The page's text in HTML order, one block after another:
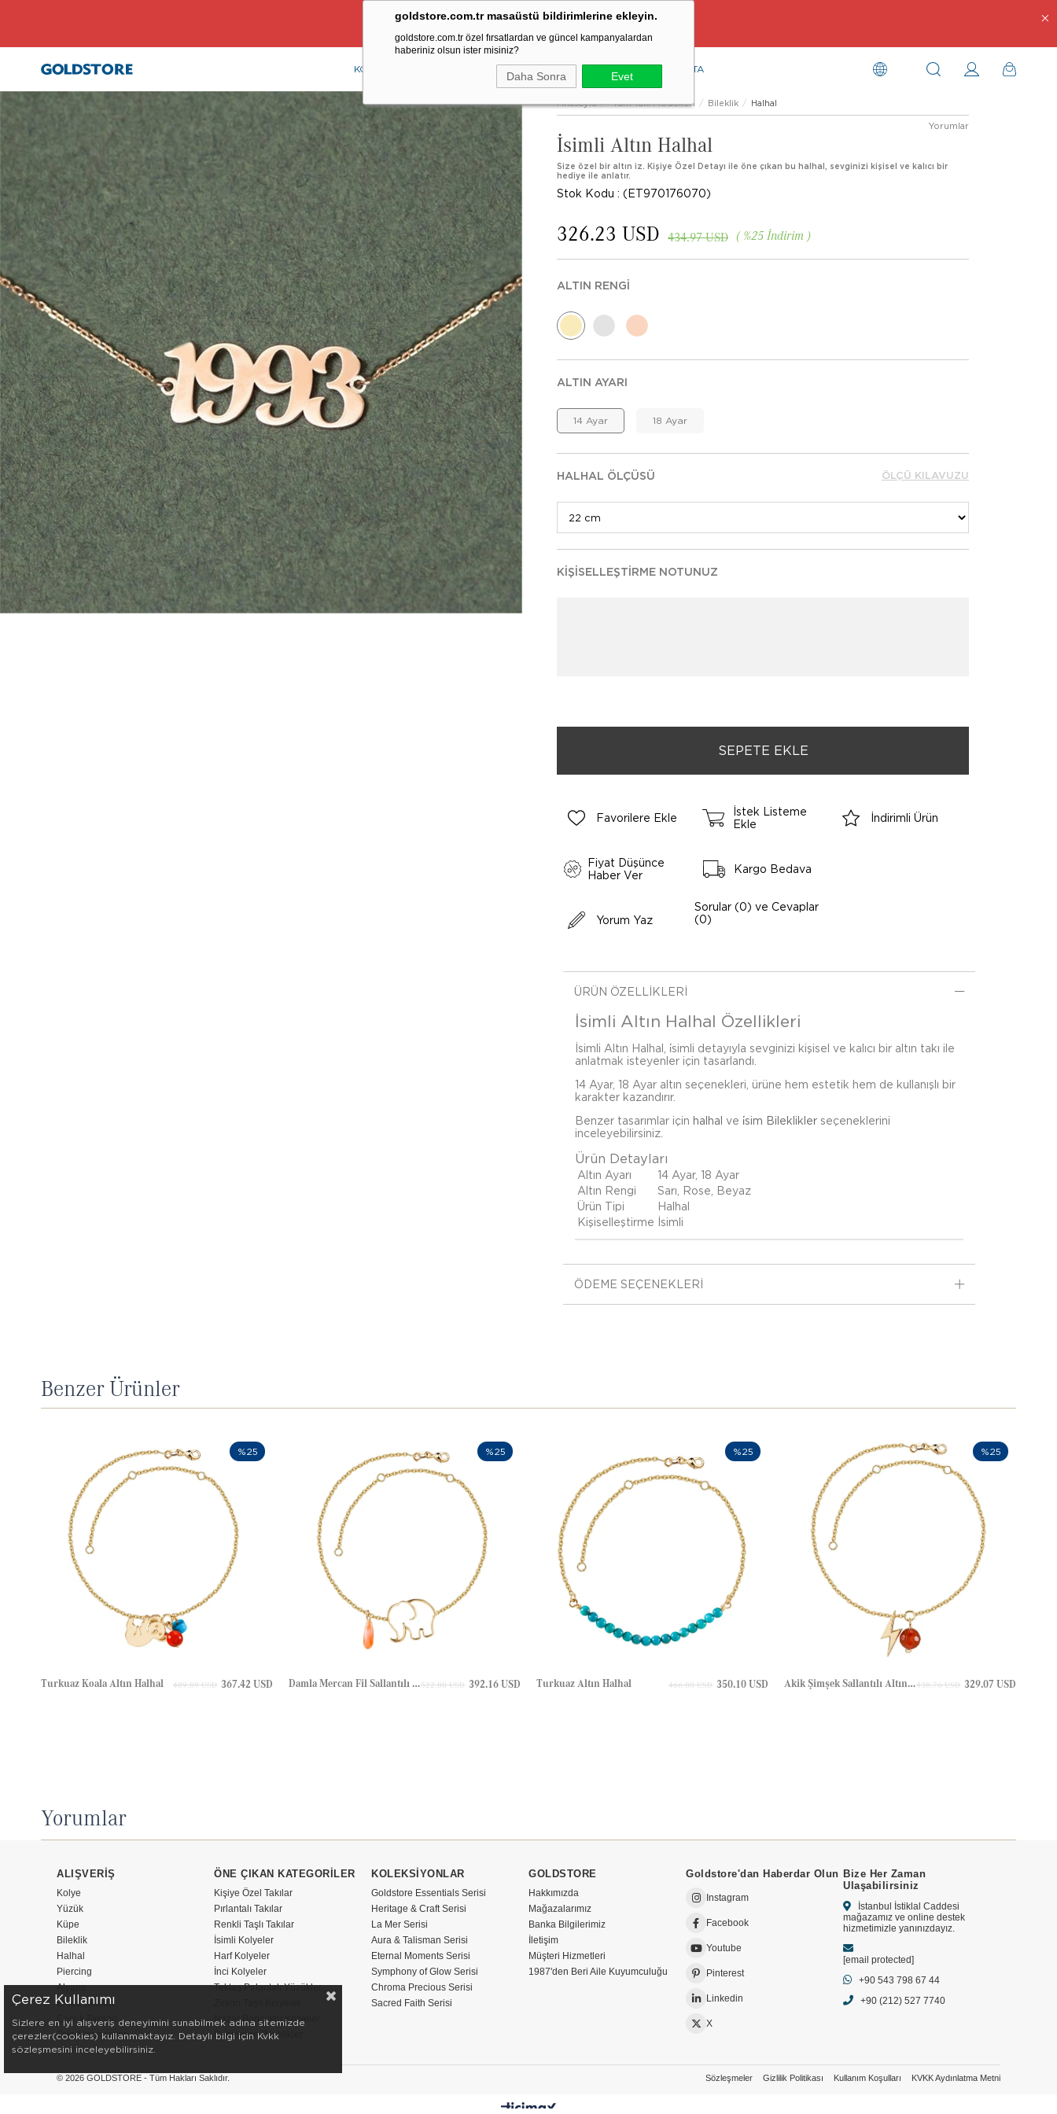
goldstore.com.tr masaüstü bildirimlerine ekleyin.
goldstore.com.tr özel fırsatlardan ve güncel kampanyalardan
haberiniz olsun ister misiniz?
Daha Sonra Evet
Ücretsiz Aynı Gün Kargo Fırsatı
KOLYE BİLEKLİK RENKLİ TAŞLAR PIRLANTA
Anasayfa Tüm Takı Modelleri Bileklik Halhal
İsimli Altın Halhal
Yorumlar
Size özel bir altın iz. Kişiye Özel Detayı ile öne çıkan bu halhal, sevginizi kişisel ve kalıcı bir
hediye ile anlatır.
Stok Kodu (ET970176070)
%25 İndirim
434.97 USD
326.23 USD
ALTIN RENGI
ALTIN AYARI
14 Ayar 18 Ayar
HALHAL ÖLÇÜSÜ ÖLÇÜ KILAVUZU
KIŞISELLEŞTIRME NOTUNUZ
Favorilere Ekle
İstek Listeme
Ekle
İndirimli Ürün
Fiyat Düşünce
Haber Ver
Kargo Bedava
Yorum Yaz
Sorular (0) ve Cevaplar
(0)
ÜRÜN ÖZELLIKLERI
İsimli Altın Halhal Özellikleri
İsimli Altın Halhal, i̇simli detayıyla sevginizi kişisel ve kalıcı bir altın takı ile
anlatmak isteyenler için tasarlandı.
14 Ayar, 18 Ayar altın seçenekleri, ürüne hem estetik hem de kullanışlı bir
karakter kazandırır.
Benzer tasarımlar için halhal ve i̇sim Bileklikler seçeneklerini
inceleyebilirsiniz.
Ürün Detayları
Altın Ayarı
14 Ayar, 18 Ayar
Altın Rengi
Sarı, Rose, Beyaz
Ürün Tipi
Halhal
Kişiselleştirme İsimli
ÖDEME SEÇENEKLERI
Benzer Ürünler
Turkuaz Koala Altın Halhal 367.42 USD
489.89 USD
%25
Damla Mercan Fil Sallantılı Altın Halhal 392.16 USD
522.88 USD
%25
Turkuaz Altın Halhal 350.10 USD
466.80 USD
%25
Akik Şimşek Sallantılı Altın Halhal 329.07 USD
438.76 USD
%25
Yorumlar
ALIŞVERİŞ
Kolye
Yüzük
Küpe
Bileklik
Halhal
Piercing
Alyans
Erkek Takıları
Çocuk Takıları
Takı Aksesuarları
ÖNE ÇIKAN KATEGORİLER
Kişiye Özel Takılar
Pırlantalı Takılar
Renkli Taşlı Takılar
İsimli Kolyeler
Harf Kolyeler
İnci Kolyeler
Tektaş Pırlantalı Yüzükler
Nazar Boncuklu Kolyeler
Şahmeran Bileklikler
KOLEKSİYONLAR
Goldstore Essentials Serisi
Heritage & Craft Serisi
La Mer Serisi
Aura & Talisman Serisi
Eternal Moments Serisi
Symphony of Glow Serisi
Chroma Precious Serisi
Sacred Faith Serisi
GOLDSTORE
Hakkımızda
Mağazalarımız
Banka Bilgilerimiz
İletişim
Müşteri Hizmetleri
1987'den Beri Aile Kuyumculuğu
Goldstore'dan Haberdar Olun
Instagram
Facebook
Youtube
Pinterest
Linkedin
X
Bize Her Zaman
Ulaşabilirsiniz
İstanbul İstiklal Caddesi
mağazamız ve online destek
hizmetimizle yanınızdayız.
[email protected]
+90 543 798 67 44
+90 (212) 527 7740
© 2026 GOLDSTORE - Tüm Hakları Saklıdır. Sözleşmeler Gizlilik Politikası Kullanım Koşulları KVKK Aydınlatma Metni
Çerez Kullanımı
Sizlere en iyi alışveriş deneyimini sunabilmek adına sitemizde
çerezler(cookies) kullanmaktayız. Detaylı bilgi için Kvkk
sözleşmesini inceleyebilirsiniz.